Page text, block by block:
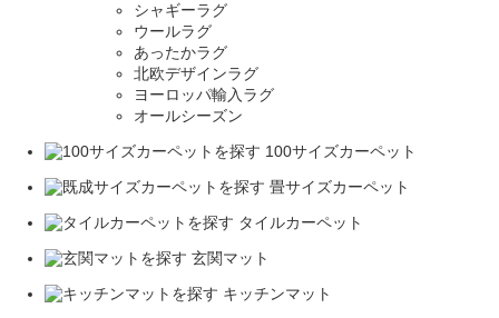
シャギーラグ
ウールラグ
あったかラグ
北欧デザインラグ
ヨーロッパ輸入ラグ
オールシーズン
100サイズカーペット
畳サイズカーペット
タイルカーペット
玄関マット
キッチンマット